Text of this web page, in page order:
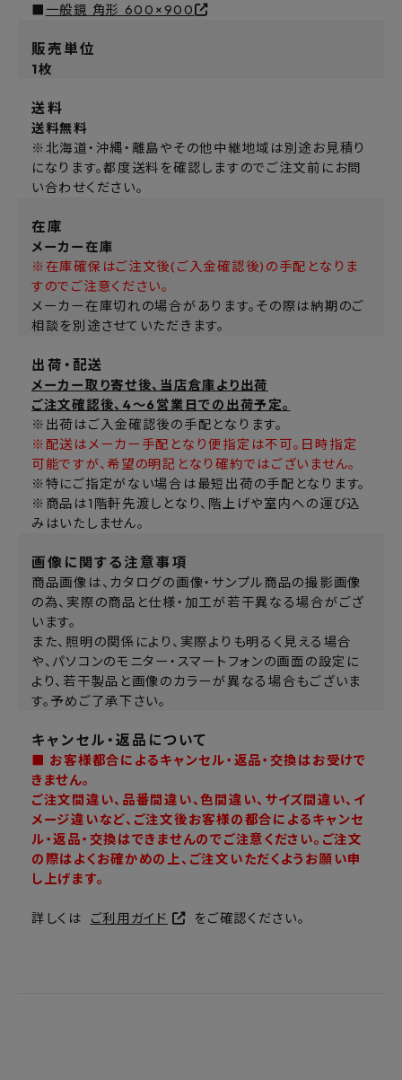
■ 一般鏡 角形 600×900
販売単位
1枚
送料
送料無料
※北海道・沖縄・離島やその他中継地域は別途お見積り
になります。都度送料を確認しますのでご注文前にお問
い合わせください。
在庫
メーカー在庫
※在庫確保はご注文後(ご入金確認後)の手配となりま
すのでご注意ください。
メーカー在庫切れの場合があります。その際は納期のご
相談を別途させていただきます。
出荷・配送
メーカー取り寄せ後、当店倉庫より出荷
ご注文確認後、4～6営業日での出荷予定。
※出荷はご入金確認後の手配となります。
※配送はメーカー手配となり便指定は不可。日時指定
可能ですが、希望の明記となり確約ではございません。
※特にご指定がない場合は最短出荷の手配となります。
※商品は1階軒先渡しとなり、階上げや室内への運び込
みはいたしません。
画像に関する注意事項
商品画像は、カタログの画像・サンプル商品の撮影画像
の為、実際の商品と仕様・加工が若干異なる場合がござ
います。
また、照明の関係により、実際よりも明るく見える場合
や、パソコンのモニター・スマートフォンの画面の設定に
より、若干製品と画像のカラーが異なる場合もございま
す。予めご了承下さい。
キャンセル・返品について
■ お客様都合によるキャンセル・返品・交換はお受けで
きません。
ご注文間違い、品番間違い、色間違い、サイズ間違い、イ
メージ違いなど、ご注文後お客様の都合によるキャンセ
ル・返品・交換はできませんのでご注意ください。ご注文
の際はよくお確かめの上、ご注文いただくようお願い申
し上げます。
詳しくは ご利用ガイド をご確認ください。